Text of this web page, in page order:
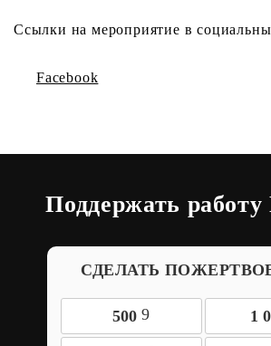
Ссылки на мероприятие в
Facebook
Поддержать
СДЕЛАТЬ
500 9 1